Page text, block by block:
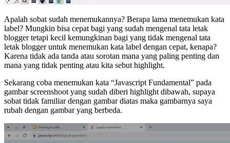
Apalah sobat sudah menemukannya? Berapa lama menemukan kata
label? Mungkin bisa cepat bagi yang sudah mengenal tata letak
blogger tetapi kecil kemungkinan bagi yang tidak mengenal tata
letak blogger untuk menemukan kata label dengan cepat, kenapa?
Karena tidak ada tanda atau sorotan mana yang paling penting dan
mana yang tidak penting atau kita sebut highlight.
Sekarang coba menemukan kata “Javascript Fundamental” pada
gambar screenshoot yang sudah diberi highlight dibawah, supaya
sobat tidak familiar dengan gambar diatas maka gambarnya saya
rubah dengan gambar yang berbeda.